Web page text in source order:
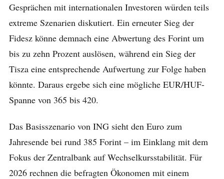
Gesprächen mit internationalen Investoren würden teils
extreme Szenarien diskutiert. Ein erneuter Sieg der
Fidesz könne demnach eine Abwertung des Forint um
bis zu zehn Prozent auslösen, während ein Sieg der
Tisza eine entsprechende Aufwertung zur Folge haben
könnte. Daraus ergebe sich eine mögliche EUR/HUF-
Spanne von 365 bis 420.
Das Basisszenario von ING sieht den Euro zum
Jahresende bei rund 385 Forint – im Einklang mit dem
Fokus der Zentralbank auf Wechselkursstabilität. Für
2026 rechnen die befragten Ökonomen mit einem